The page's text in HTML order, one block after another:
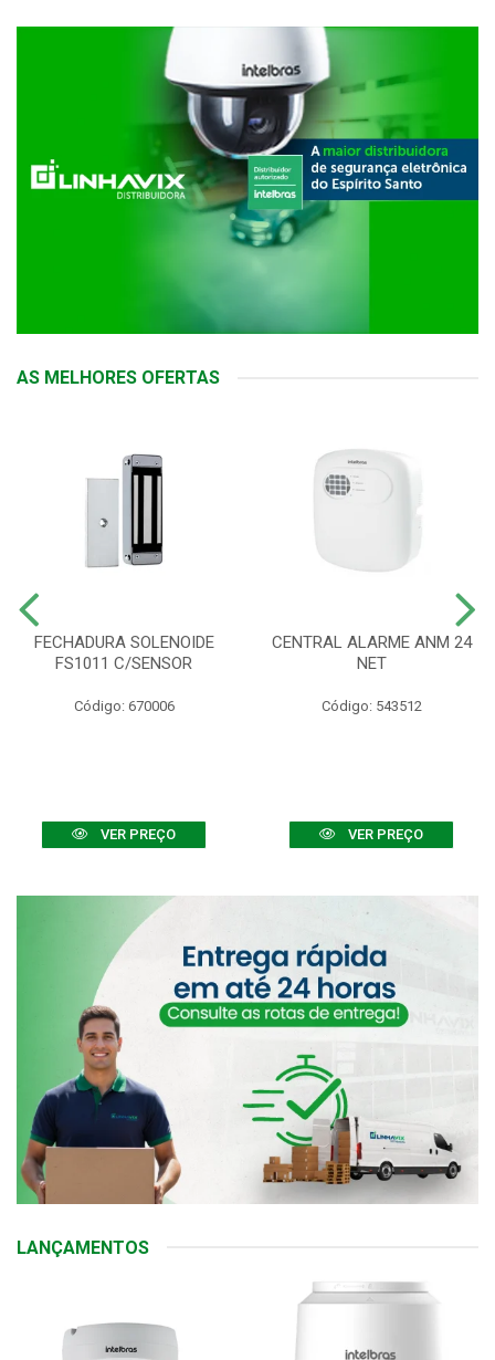
AS MELHORES OFERTAS
FECHADURA SOLENOIDE
FS1011 C/SENSOR
Código: 670006
VER PREÇO
CENTRAL ALARME ANM 24
NET
Código: 543512
VER PREÇO
LANÇAMENTOS